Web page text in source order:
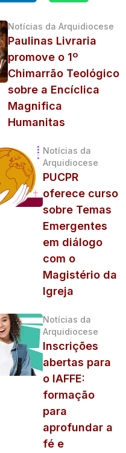
Notícias da Arquidiocese
Paulinas Livraria
promove o 1º
Chimarrão Teológico
sobre a Encíclica
Magnifica
Humanitas
Notícias da
Arquidiocese
PUCPR
oferece curso
sobre Temas
Emergentes
em diálogo
com o
Magistério da
Igreja
Notícias da
Arquidiocese
Inscrições
abertas para
o IAFFE:
formação
para
aprofundar a
fé e